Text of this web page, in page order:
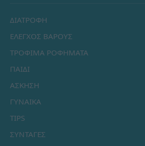
ΔΙΑΤΡΟΦΗ
ΕΛΕΓΧΟΣ ΒΑΡΟΥΣ
ΤΡΟΦΙΜΑ ΡΟΦΗΜΑΤΑ
ΠΑΙΔΙ
ΑΣΚΗΣΗ
ΓΥΝΑΙΚΑ
TIPS
ΣΥΝΤΑΓΕΣ